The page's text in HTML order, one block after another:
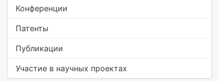
Конференции
Патенты
Публикации
Участие в научных проектах